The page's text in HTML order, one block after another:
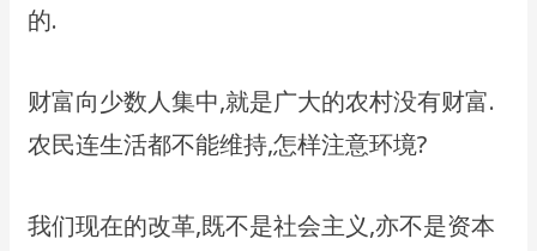
的.
财富向少数人集中,就是广大的农村没有财富.
农民连生活都不能维持,怎样注意环境?
我们现在的改革,既不是社会主义,亦不是资本